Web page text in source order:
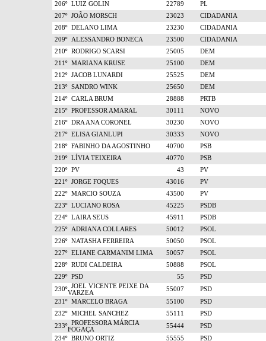
206º LUIZ GOLIN 22789
PL
207º JOÃO MORSCH 23023
CIDADANIA
208º DELANO LIMA 23230
CIDADANIA
209º ALESSANDRO BONECA 23500
CIDADANIA
210º RODRIGO SCARSI 25005
DEM
211º MARIANA KRUSE 25100
DEM
212º JACOB LUNARDI 25525
DEM
213º SANDRO WINK 25650
DEM
214º CARLA BRUM 28888
PRTB
215º PROFESSOR AMARAL 30111
NOVO
216º DRA ANA CORONEL 30230
NOVO
217º ELISA GIANLUPI 30333
NOVO
218º FABINHO DA AGOSTINHO 40700
PSB
219º LÍVIA TEIXEIRA 40770
PSB
220º PV 43
PV
221º JORGE FOQUES 43016
PV
222º MARCIO SOUZA 43500
PV
223º LUCIANO ROSA 45225
PSDB
224º LAIRA SEUS 45911
PSDB
225º ADRIANA COLLARES 50012
PSOL
226º NATASHA FERREIRA 50050
PSOL
227º ELIANE CARMANIM LIMA 50057
PSOL
228º RUDI CALDEIRA 50888
PSOL
229º PSD 55
PSD
230º JOEL VICENTE PEIXE DA
VARZEA
55007
PSD
231º MARCELO BRAGA 55100
PSD
232º MICHEL SANCHEZ 55111
PSD
233º PROFESSORA MÁRCIA
FOGAÇA
55444
PSD
234º BRUNO ORTIZ 55555 PSD